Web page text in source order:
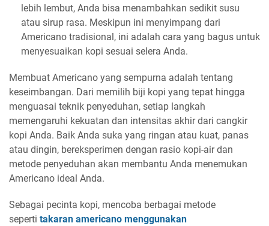
lebih lembut, Anda bisa menambahkan sedikit susu
atau sirup rasa. Meskipun ini menyimpang dari
Americano tradisional, ini adalah cara yang bagus untuk
menyesuaikan kopi sesuai selera Anda.
Membuat Americano yang sempurna adalah tentang
keseimbangan. Dari memilih biji kopi yang tepat hingga
menguasai teknik penyeduhan, setiap langkah
memengaruhi kekuatan dan intensitas akhir dari cangkir
kopi Anda. Baik Anda suka yang ringan atau kuat, panas
atau dingin, bereksperimen dengan rasio kopi-air dan
metode penyeduhan akan membantu Anda menemukan
Americano ideal Anda.
Sebagai pecinta kopi, mencoba berbagai metode
seperti takaran americano menggunakan